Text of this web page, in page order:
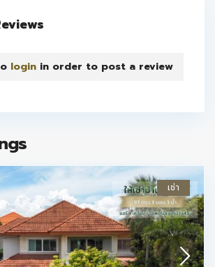
login in order to post a review
เช่า